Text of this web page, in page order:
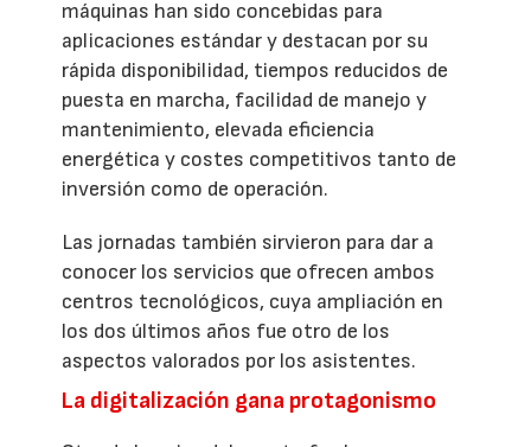
máquinas han sido concebidas para
aplicaciones estándar y destacan por su
rápida disponibilidad, tiempos reducidos de
puesta en marcha, facilidad de manejo y
mantenimiento, elevada eficiencia
energética y costes competitivos tanto de
inversión como de operación.
Las jornadas también sirvieron para dar a
conocer los servicios que ofrecen ambos
centros tecnológicos, cuya ampliación en
los dos últimos años fue otro de los
aspectos valorados por los asistentes.
La digitalización gana protagonismo